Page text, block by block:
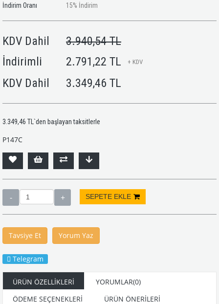
İndirim Oranı
%
15 İndirim
KDV Dahil
3.940,54 TL
İndirimli
2.791,22 TL + KDV
KDV Dahil 3.349,46 TL
3.349,46 TL `den başlayan taksitlerle
P147C
Tavsiye Et Yorum Yaz
Telegram
ÜRÜN ÖZELLIKLERI YORUMLAR(0)
ÖDEME SEÇENEKLERI
ÜRÜN ÖNERILERI